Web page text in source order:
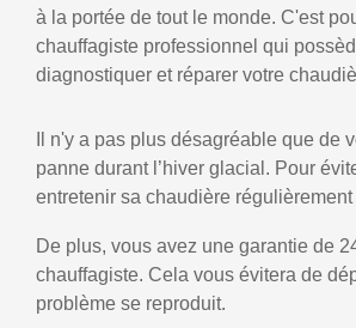
à la portée de tout le monde. C'est
chauffagiste professionnel qui
diagnostiquer et réparer votre
Il n'y a pas plus désagréable que de
panne durant l’hiver glacial. Pour
entretenir sa chaudière
De plus, vous avez une garantie de
chauffagiste. Cela vous évitera de
problème se reproduit.